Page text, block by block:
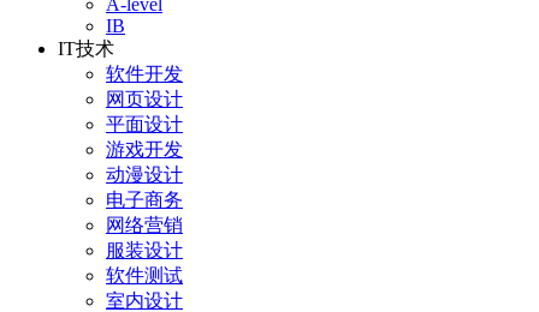
A-level
IB
IT技术
软件开发
网页设计
平面设计
游戏开发
动漫设计
电子商务
网络营销
服装设计
软件测试
室内设计